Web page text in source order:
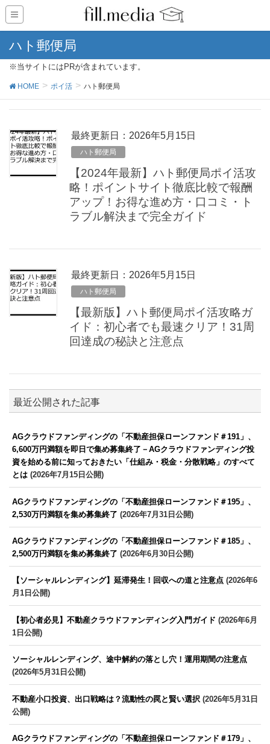
ハト郵便局
※当サイトにはPRが含まれています。
HOME ポイ活 ハト郵便局
最終更新日：2026年5月15日
ハト郵便局
【2024年最新】ハト郵便局ポイ活攻
略！ポイントサイト徹底比較で報酬
アップ！お得な進め方・口コミ・ト
ラブル解決まで完全ガイド
最終更新日：2026年5月15日
ハト郵便局
【最新版】ハト郵便局ポイ活攻略ガ
イド：初心者でも最速クリア！31周
回達成の秘訣と注意点
最近公開された記事
AGクラウドファンディングの「不動産担保ローンファンド＃191」、
6,600万円満額を即日で集め募集終了－AGクラウドファンディング投
資を始める前に知っておきたい「仕組み・税金・分散戦略」のすべて
とは (2026年7月15日公開)
AGクラウドファンディングの「不動産担保ローンファンド＃195」、
2,530万円満額を集め募集終了 (2026年7月31日公開)
AGクラウドファンディングの「不動産担保ローンファンド＃185」、
2,500万円満額を集め募集終了 (2026年6月30日公開)
【ソーシャルレンディング】延滞発生！回収への道と注意点 (2026年6
月1日公開)
【初心者必見】不動産クラウドファンディング入門ガイド (2026年6月
1日公開)
ソーシャルレンディング、途中解約の落とし穴！運用期間の注意点
(2026年5月31日公開)
不動産小口投資、出口戦略は？流動性の罠と賢い選択 (2026年5月31日
公開)
AGクラウドファンディングの「不動産担保ローンファンド＃179」、